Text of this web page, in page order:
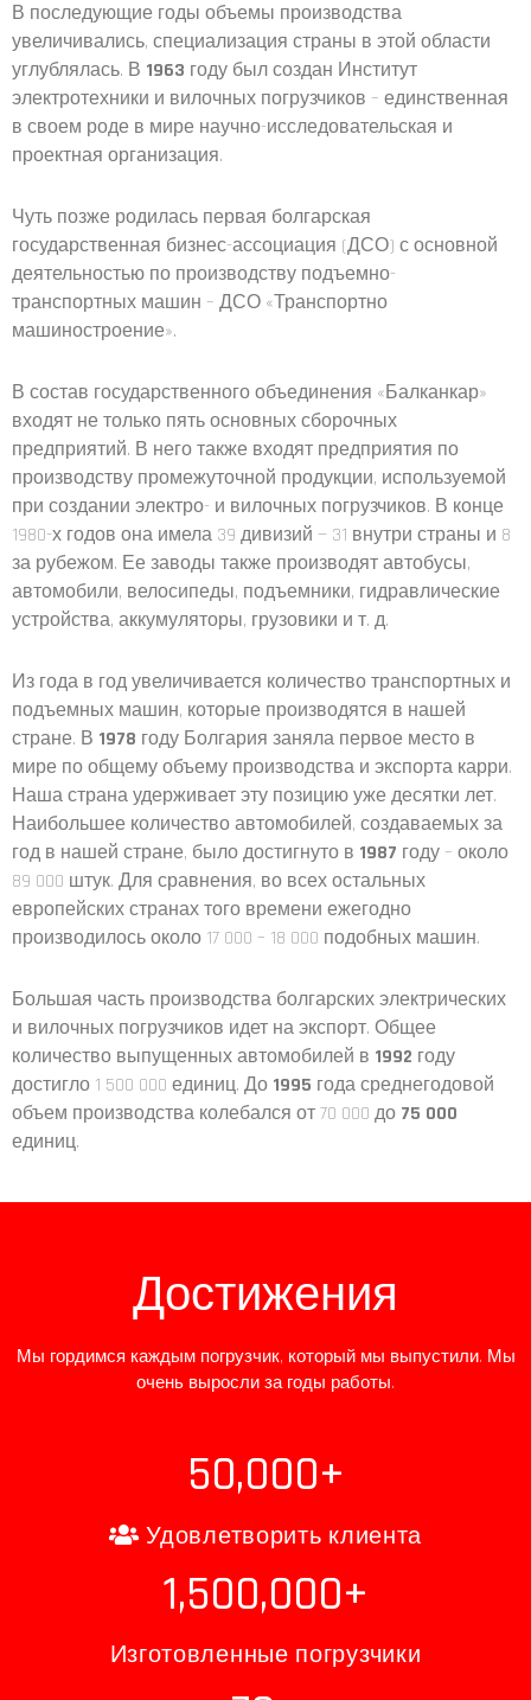
В последующие годы объемы производства
увеличивались, специализация страны в этой области
углублялась. В 1963 году был создан Институт
электротехники и вилочных погрузчиков – единственная
в своем роде в мире научно-исследовательская и
проектная организация.
Чуть позже родилась первая болгарская
государственная бизнес-ассоциация (ДСО) с основной
деятельностью по производству подъемно-
транспортных машин – ДСО «Транспортно
машиностроение».
В состав государственного объединения «Балканкар»
входят не только пять основных сборочных
предприятий. В него также входят предприятия по
производству промежуточной продукции, используемой
при создании электро- и вилочных погрузчиков. В конце
1980-х годов она имела 39 дивизий — 31 внутри страны и 8
за рубежом. Ее заводы также производят автобусы,
автомобили, велосипеды, подъемники, гидравлические
устройства, аккумуляторы, грузовики и т. д.
Из года в год увеличивается количество транспортных и
подъемных машин, которые производятся в нашей
стране. В 1978 году Болгария заняла первое место в
мире по общему объему производства и экспорта карри.
Наша страна удерживает эту позицию уже десятки лет.
Наибольшее количество автомобилей, создаваемых за
год в нашей стране, было достигнуто в 1987 году – около
89 000 штук. Для сравнения, во всех остальных
европейских странах того времени ежегодно
производилось около 17 000 – 18 000 подобных машин.
Большая часть производства болгарских электрических
и вилочных погрузчиков идет на экспорт. Общее
количество выпущенных автомобилей в 1992 году
достигло 1 500 000 единиц. До 1995 года среднегодовой
объем производства колебался от 70 000 до 75 000
единиц.
Достижения
Мы гордимся каждым погрузчик, который мы выпустили. Мы
очень выросли за годы работы.
50,000+
Удовлетворить клиента
1,500,000+
Изготовленные погрузчики